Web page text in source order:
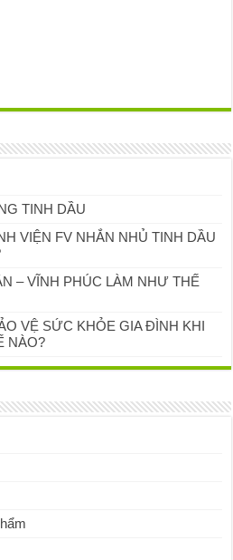
TINH DẦU
VIỆN FV NHẮN NHỦ TINH DẦU
– VĨNH PHÚC LÀM NHƯ THẾ
VỆ SỨC KHỎE GIA ĐÌNH KHI
NÀO?